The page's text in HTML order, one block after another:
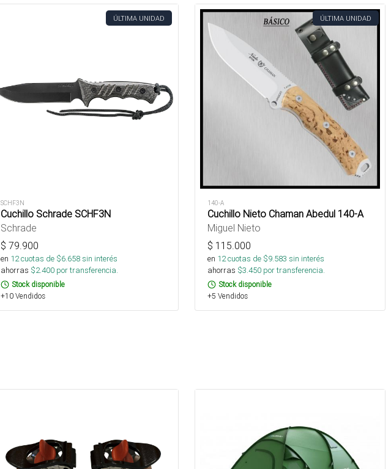
ÚLTIMA UNIDAD
SCHF3N
Cuchillo Schrade SCHF3N
Schrade
$ 79.900
en 12cuotas de $6.658sin interés
ahorras $2.400 por transferencia.
Stock disponible
+10 Vendidos
ÚLTIMA UNIDAD
140-A
Cuchillo Nieto Chaman Abedul 140-A
Miguel Nieto
$ 115.000
en 12cuotas de $9.583 sin interés
ahorras $3.450 por transferencia.
Stock disponible
+5 Vendidos